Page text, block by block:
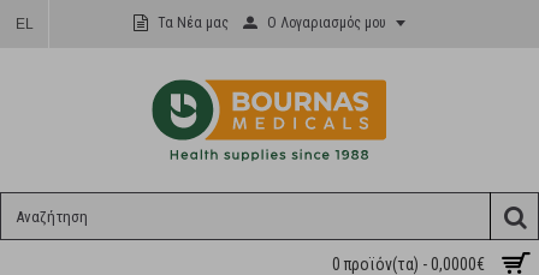
EL Τα Νέα μας Ο Λογαριασμός μου
0 προϊόν(τα) - 0,0000€